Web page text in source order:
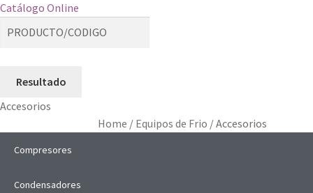
Catálogo Online
Resultado
Accesorios
Home / Equipos de Frio /Accesorios
Compresores
Condensadores